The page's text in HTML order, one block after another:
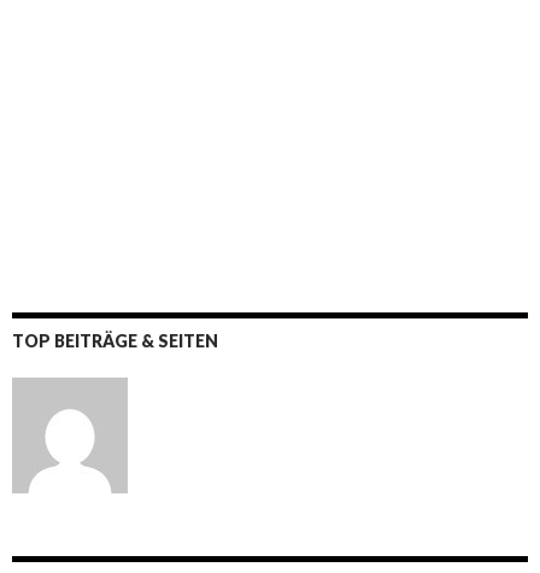
TOP BEITRÄGE & SEITEN